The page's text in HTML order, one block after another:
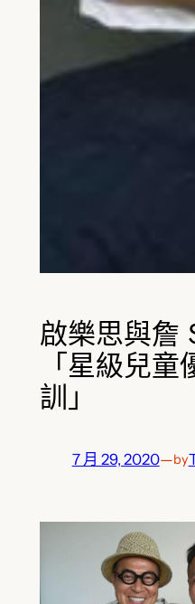
啟樂思與詹
「星級兒
訓」
7 月 29, 2020—by